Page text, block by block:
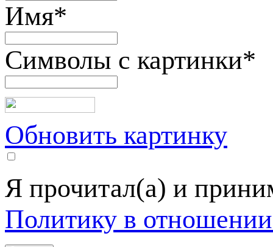
Имя*
Символы с картинки*
Обновить картинку
Я прочитал(а) и
Политику в